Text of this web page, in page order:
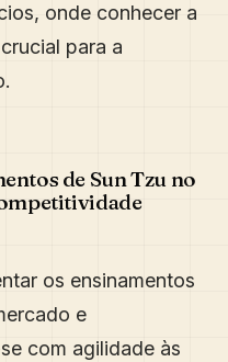
onde conhecer a
para a
de Sun Tzu no
os ensinamentos
e
com agilidade às